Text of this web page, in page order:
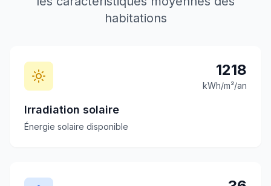
habitations
1218
kWh/m²/an
Irradiation solaire
Énergie solaire disponible